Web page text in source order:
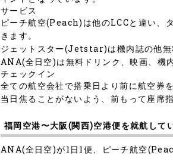
サービス
ピーチ航空(Peach)は他のLCCと違い、
きます。
ジェットスター(Jetstar)は機内誌の他無
ANA(全日空)は無料ドリンク、映画、機
チェックイン
全ての航空会社で搭乗日より前に航空券
当日焦ることがないよう、前もって座席
福岡空港〜大阪(関西)空港便を就航して
ANA(全日空)が1日1便、ピーチ航空